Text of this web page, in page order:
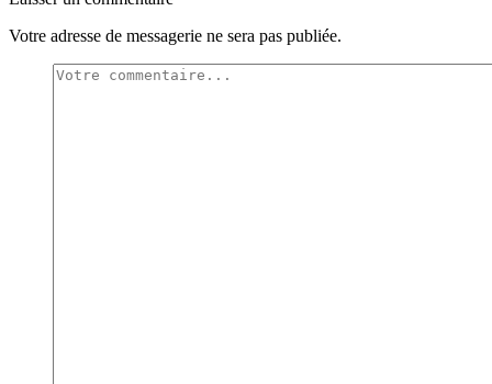
Votre adresse de messagerie ne sera pas publiée.